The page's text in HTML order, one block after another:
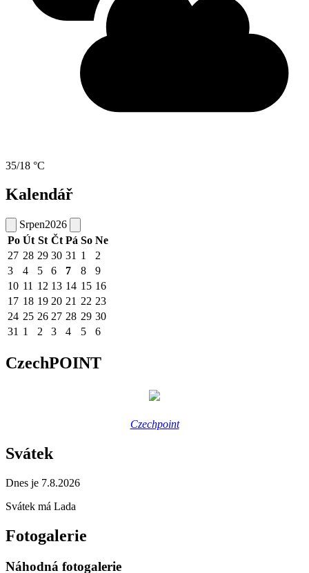
35/18 °C
Kalendář
Srpen2026
Po Út St Čt Pá So Ne
27 28 29 30 31 1
2
3
4 5 6 7 8
9
10 11 12 13 14 15 16
17 18 19 20 21 22 23
24 25 26 27 28 29 30
31 1 2 3 4 5 6
CzechPOINT
Czechpoint
Svátek
Dnes je 7.8.2026
Svátek má Lada
Fotogalerie
Náhodná fotogalerie